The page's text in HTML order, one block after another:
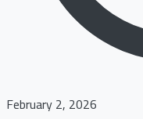
February 2, 2026